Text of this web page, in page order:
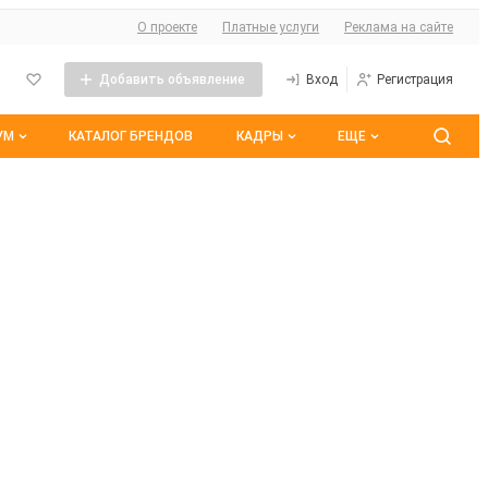
О сайте
О проекте Платные услуги Реклама на сайте
Добавить объявление Вход Регистрация
КАТАЛОГ БРЕНДОВ КАДРЫ ЕЩЕ